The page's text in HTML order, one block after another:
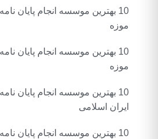
10 بهترین موسسه انجام پایان
موزه
10 بهترین موسسه انجام پایان
موزه
10 بهترین موسسه انجام پایان
ایران اسلامی
10 بهترین موسسه انجام پایان